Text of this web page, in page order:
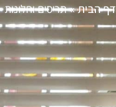
דף הבית»תריסים וחלונות